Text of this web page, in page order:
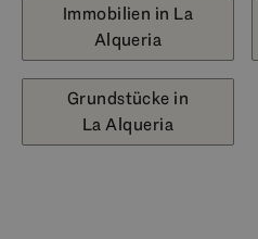
Immobilien in La
Alqueria
Grundstücke in
La Alqueria